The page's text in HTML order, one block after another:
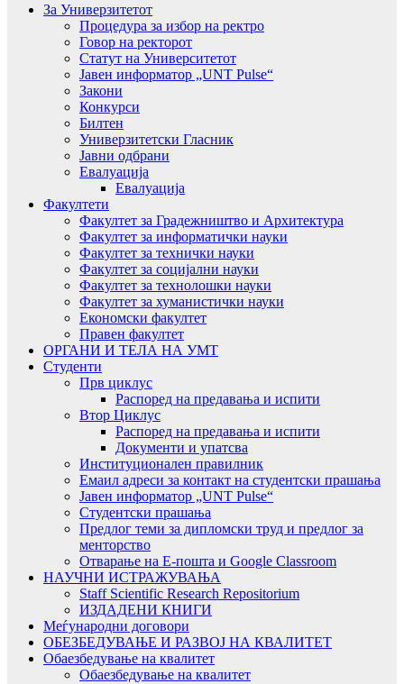
За Универзитетот
Процедура за избор на ректро
Говор на ректорот
Статут на Университетот
Јавен информатор „UNT Pulse“
Закони
Конкурси
Билтен
Универзитетски Гласник
Јавни одбрани
Евалуација
Евалуација
Факултети
Факултет за Градежништво и Архитектура
Факултет за информатички науки
Факултет за технички науки
Факултет за социјални науки
Факултет за технолошки науки
Факултет за хуманистички науки
Економски факултет
Правен факултет
ОРГАНИ И ТЕЛА НА УМТ
Студенти
Прв циклус
Распоред на предавањa и испити
Втор Циклус
Распоред на предавањa и испити
Документи и упатсва
Институционален правилник
Емаил адреси за контакт на студентски прашања
Јавен информатор „UNT Pulse“
Студентски прашања
Предлог теми за дипломски труд и предлог за
менторство
Отварање на Е-пошта и Google Classroom
НАУЧНИ ИСТРАЖУВАЊА
Staff Scientific Research Repositorium
ИЗДАДЕНИ КНИГИ
Меѓународни договори
ОБЕЗБЕДУВАЊЕ И РАЗВОЈ НА КВАЛИТЕТ
Обаезбедување на квалитет
Обаезбедување на квалитет